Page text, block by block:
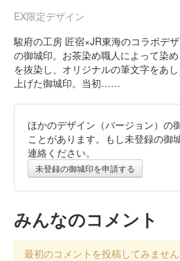
EX限定デザイン
駿府の工房 匠宿×JR東海のコラボデ
の御城印。お茶染め職人によって染
を抜染し、オリジナルの筆文字をあ
上げた御城印。当初……
ほかのデザイン（バージョン）の
ことがあります。もし未登録の御
連絡ください。
未登録の御城印を申請する
みんなのコメント
最初のコメントを投稿してみません